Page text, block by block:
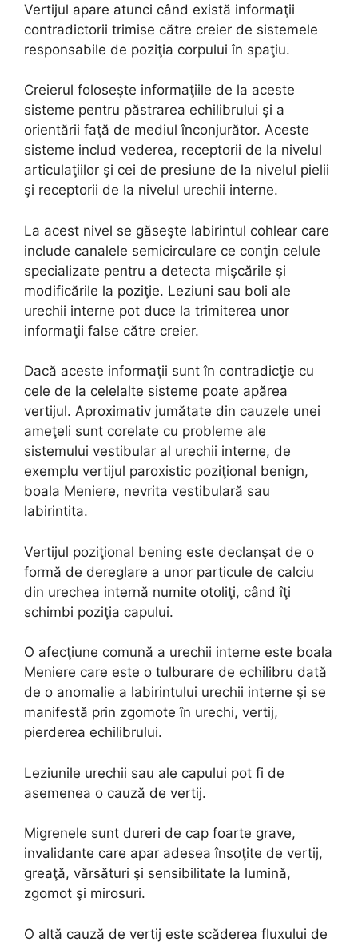
Vertijul apare atunci când există informaţii
contradictorii trimise către creier de sistemele
responsabile de poziţia corpului în spaţiu.
Creierul foloseşte informaţiile de la aceste
sisteme pentru păstrarea echilibrului şi a
orientării faţă de mediul înconjurător. Aceste
sisteme includ vederea, receptorii de la nivelul
articulaţiilor şi cei de presiune de la nivelul pielii
şi receptorii de la nivelul urechii interne.
La acest nivel se găseşte labirintul cohlear care
include canalele semicirculare ce conţin celule
specializate pentru a detecta mişcările şi
modificările la poziţie. Leziuni sau boli ale
urechii interne pot duce la trimiterea unor
informaţii false către creier.
Dacă aceste informaţii sunt în contradicţie cu
cele de la celelalte sisteme poate apărea
vertijul. Aproximativ jumătate din cauzele unei
ameţeli sunt corelate cu probleme ale
sistemului vestibular al urechii interne, de
exemplu vertijul paroxistic poziţional benign,
boala Meniere, nevrita vestibulară sau
labirintita.
Vertijul poziţional bening este declanşat de o
formă de dereglare a unor particule de calciu
din urechea internă numite otoliţi, când îţi
schimbi poziţia capului.
O afecţiune comună a urechii interne este boala
Meniere care este o tulburare de echilibru dată
de o anomalie a labirintului urechii interne şi se
manifestă prin zgomote în urechi, vertij,
pierderea echilibrului.
Leziunile urechii sau ale capului pot fi de
asemenea o cauză de vertij.
Migrenele sunt dureri de cap foarte grave,
invalidante care apar adesea însoţite de vertij,
greaţă, vărsături şi sensibilitate la lumină,
zgomot şi mirosuri.
O altă cauză de vertij este scăderea fluxului de